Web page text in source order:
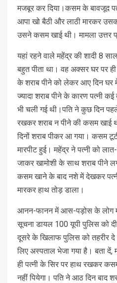
मजबूर कर दिया।कसम के बावजूद
आपा खो बैठी और लाठी मारकर
उसने कसम खाई थी। मामला उत्तर
यहां रहने वाले महेंद्र की शादी 8
बहुत पीता था। वह अक्सर घर पर
के शराब पीने को लेकर आए दिन घर
ज्यादा शराब पीने के कारण पत्नी
भी चली गई थी।पति ने कुछ दिन
रखकर शराब न पीने की कसम खाई
दिनों शराब पीकर आ गया। कसम
मारपीट हुई। महेंद्र ने पत्नी को
जाकर खामोशी के साथ शराब पीने
कसम खाने के बाद नशे में देखकर
मारकर हाथ तोड़ डाला।
आनन-फानन में आस-पड़ोस के लोग
सूचना डायल 100 यूपी पुलिस को
दूसरे के खिलाफ पुलिस को तहरीर
लिए अस्पताल भेजा गया है। बता
ही पत्नी के सिर पर हाथ रखकर
नहीं पियेगा। पति ने आठ दिन बाद